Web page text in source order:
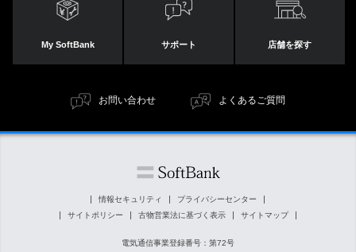
My SoftBank サポート 店舗を探す
お問い合わせ よくあるご質問
情報セキュリティ
プライバシーセンター
サイトポリシー
古物営業法に基づく表示 サイトマップ
電気通信事業登録番号：第72号